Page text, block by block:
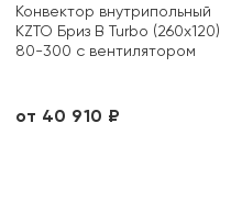
Конвектор внутрипольный
KZTO Бриз B Turbo (260х120)
80-300 с вентилятором
от 40 910 ₽